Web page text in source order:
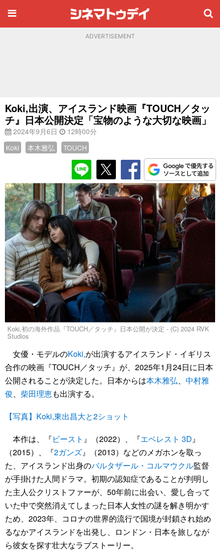
ADVERTISEMENT
Koki,出演、アイスランド映画『TOUCH／タッ
チ』日本公開決定「宝物のような大切な映画」
2024年9月6日
12時00分
Koki
本木雅弘 TOUCH
Koki,初の海外作品『TOUCH／タッチ』日本公開が決定 - (C) 2024 RVK
Studios
女優・モデルのKoki,が出演するアイスランド・イギリス
合作の映画『TOUCH／タッチ』が、2025年1月24日に日本
公開されることが決定した。日本からは本木雅弘、 中村雅
俊、 柴田理恵も出演する。
【写真】Koki,東出昌大と2ショット
本作は、『ビースト 』（2022）、『エベレスト 3D』
（2015）、『2ガンズ』（2013）などのメガホンを取っ
た、アイスランド出身のバルタザール・コルマウクル監督
が手掛けた人間ドラマ。初期の認知症であることが判明し
た主人公クリストファーが、50年前に出会い、愛し合って
いた中で突然消えてしまった日本人女性の謎を解き明かす
ため、2023年、コロナの世界的流行で国境が封鎖され始め
るなかアイスランドを出発し、ロンドン・日本を旅しなが
ら彼女を探す壮大なラブストーリー。